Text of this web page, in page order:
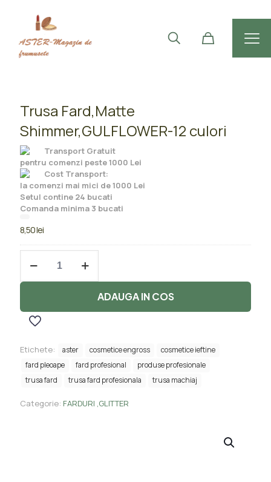
Trusa Fard,Matte
Shimmer,GULFLOWER-12 culori
Transport Gratuit
pentru comenzi peste 1000 Lei
Cost Transport:
la comenzi mai mici de 1000 Lei
Setul contine 24 bucati
Comanda minima 3 bucati
8,50lei
Trusa
culori
ADAUGA IN COS
Etichete: aster cosmetice engross
cosmetice ieftine
fard pleoape
fard profesional
produse profesionale
trusa fard
trusa fard profesionala trusa machiaj
Categorie: FARDURI ,GLITTER